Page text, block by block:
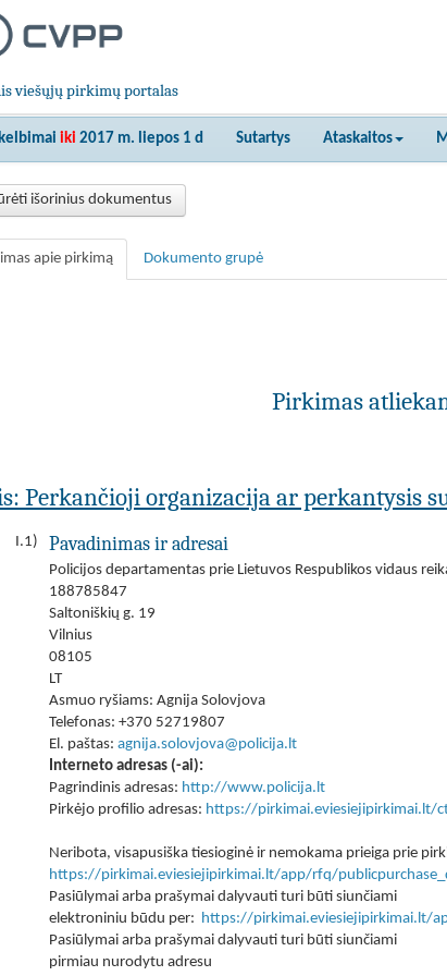
viešųjų pirkimų portalas
iki 2017 m. liepos 1 d Sutartys Ataskaitos
išorinius dokumentus
apie pirkimą Dokumento grupė
Pirkimas
Perkančioji organizacija ar perkantysis
I.1) Pavadinimas ir adresai
Policijos departamentas prie Lietuvos Respublikos vidaus
188785847
Saltoniškių g. 19
Vilnius
08105
LT
Asmuo ryšiams: Agnija Solovjova
Telefonas: +370 52719807
El. paštas: agnija.solovjova@policija.lt
Interneto adresas (-ai):
Pagrindinis adresas: http://www.policija.lt
Pirkėjo profilio adresas: https://pirkimai.eviesiejipirkimai.lt/
Neribota, visapusiška tiesioginė ir nemokama prieiga prie
https://pirkimai.eviesiejipirkimai.lt/app/rfq/
Pasiūlymai arba prašymai dalyvauti turi būti siunčiami
elektroniniu būdu per: https://pirkimai.eviesiejipirkimai.lt/
Pasiūlymai arba prašymai dalyvauti turi būti siunčiami
pirmiau nurodytu adresu